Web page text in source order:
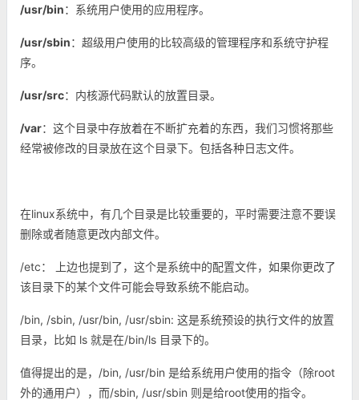
/usr/bin：系统用户使用的应用程序。
/usr/sbin：超级用户使用的比较高级的管理程序和系统守护程
序。
/usr/src：内核源代码默认的放置目录。
/var：这个目录中存放着在不断扩充着的东西，我们习惯将那些
经常被修改的目录放在这个目录下。包括各种日志文件。
在linux系统中，有几个目录是比较重要的，平时需要注意不要误
删除或者随意更改内部文件。
/etc： 上边也提到了，这个是系统中的配置文件，如果你更改了
该目录下的某个文件可能会导致系统不能启动。
/bin, /sbin, /usr/bin, /usr/sbin: 这是系统预设的执行文件的放置
目录，比如 ls 就是在/bin/ls 目录下的。
值得提出的是，/bin, /usr/bin 是给系统用户使用的指令（除root
外的通用户），而/sbin, /usr/sbin 则是给root使用的指令。